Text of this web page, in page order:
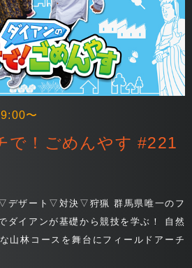
〜
で！ごめんやす #221
ザート▽対決▽狩猟 群馬県唯一のフ
ダイアンが基礎から競技を学ぶ！ 自然
山林コースを舞台にフィールドアーチ